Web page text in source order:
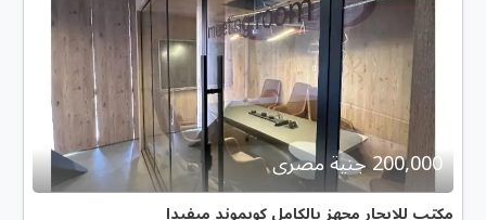
200,000 جنية مصرى
مكتب للايجار مجهز بالكامل كوبموند ميفيدا